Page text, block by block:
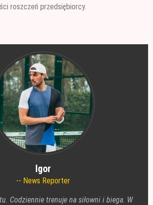
roszczeń przedsiębiorcy.
Igor
News Reporter
Codziennie trenuje na siłowni i biega. W